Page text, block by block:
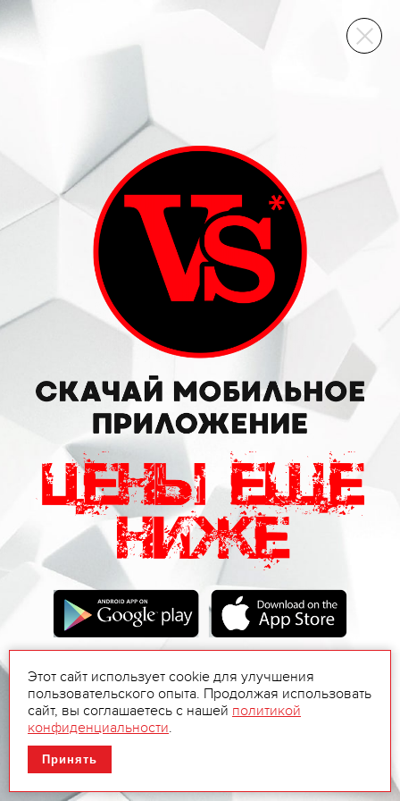
ВИННЫЙ СКЛАД
Этот сайт использует cookie для улучшения
пользовательского опыта. Продолжая использовать
сайт, вы соглашаетесь с нашей политикой
конфиденциальности.
Принять